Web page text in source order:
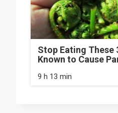
Stop Eating These
Known to Cause
9 h 13 min